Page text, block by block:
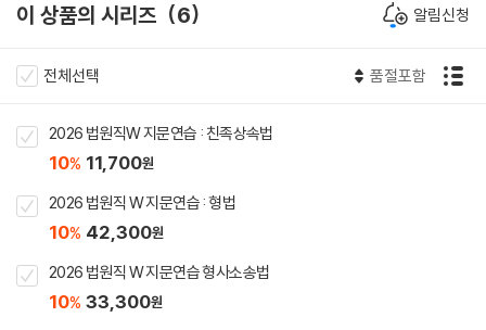
이 상품의 시리즈 6 알림신청
전체선택 품절포함
2026 법원직W 지문연습 : 친족상속법
10% 11,700원
2026 법원직 W 지문연습 : 형법
10% 42,300원
2026 법원직 W 지문연습 형사소송법
10% 33,300원